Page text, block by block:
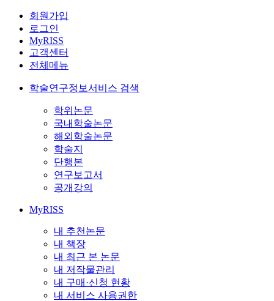
회원가입
로그인
MyRISS
고객센터
전체메뉴
학술연구정보서비스 검색
학위논문
국내학술논문
해외학술논문
학술지
단행본
연구보고서
공개강의
MyRISS
내 추천논문
내 책장
내 최근 본 논문
내 저작물관리
내 구매·신청 현황
내 서비스 사용권한